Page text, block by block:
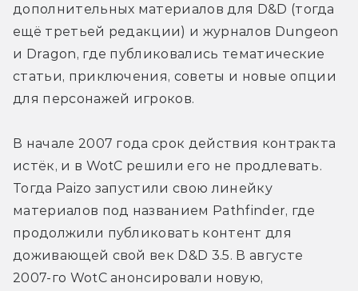
дополнительных материалов для D&D (тогда
ещё третьей редакции) и журналов Dungeon
и Dragon, где публиковались тематические
статьи, приключения, советы и новые опции
для персонажей игроков.
В начале 2007 года срок действия контракта
истёк, и в WotC решили его не продлевать.
Тогда Paizo запустили свою линейку
материалов под названием Pathfinder, где
продолжили публиковать контент для
доживающей свой век D&D 3.5. В августе
2007-го WotC анонсировали новую,